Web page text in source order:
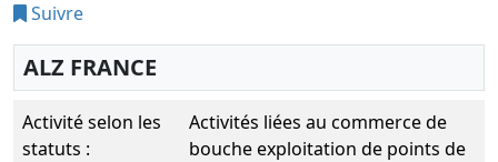
Suivre
ALZ FRANCE
Activité selon les
statuts :
Activités liées au commerce de
bouche exploitation de points de